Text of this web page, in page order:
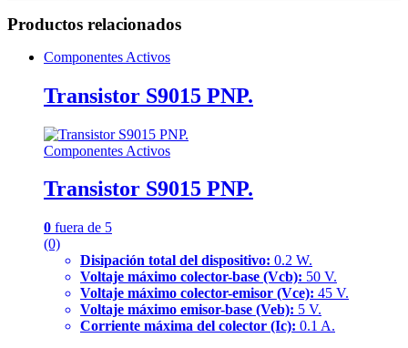
Productos relacionados
Componentes Activos
Transistor S9015 PNP.
Componentes Activos
Transistor S9015 PNP.
0 fuera de 5
(0)
Disipación total del dispositivo: 0.2 W.
Voltaje máximo colector-base (Vcb): 50 V.
Voltaje máximo colector-emisor (Vce): 45 V.
Voltaje máximo emisor-base (Veb): 5 V.
Corriente máxima del colector (Ic): 0.1 A.